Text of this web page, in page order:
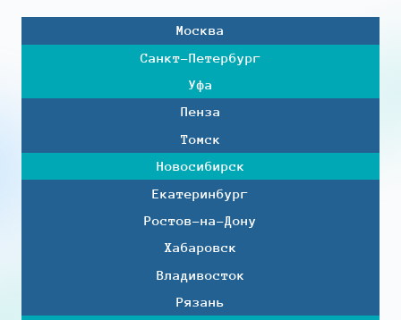
Москва
Санкт-Петербург
Уфа
Пенза
Томск
Новосибирск
Екатеринбург
Ростов-на-Дону
Хабаровск
Владивосток
Рязань